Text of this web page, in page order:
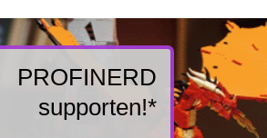
PROFINERD
supporten!*